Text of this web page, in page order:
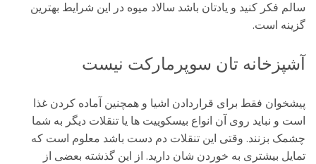
سالم فکر کنید و یادتان باشد سالاد میوه در این شرایط بهترین
گزینه است.
آشپزخانه تان سوپرمارکت نیست
پیشخوان فقط برای قراردادن اشیا و همچنین آماده کردن غذا
است و نباید روی آن انواع بیسکوییت ها یا تنقلات دیگر به شما
چشمک بزنند. وقتی این تنقلات دم دست باشد معلوم است که
تمایل بیشتری به خوردن شان دارید. از این گذشته بعضی از